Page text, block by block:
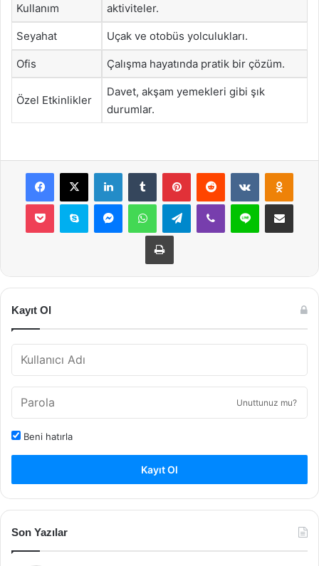
Kullanım
aktiviteler.
Seyahat Uçak ve otobüs yolculukları.
Ofis Çalışma hayatında pratik bir çözüm.
Özel Etkinlikler
Davet, akşam yemekleri gibi şık
durumlar.
Facebook
X LinkedInTumblr PinterestReddit VKontakte
Pocket Skype MessengerWhatsAppTelegramViber Line E-Posta ile
Yazdır
Kayıt Ol
Unuttunuz mu?
Beni hatırla
Kayıt Ol
Son Yazılar